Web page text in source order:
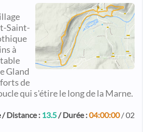
Saint-
à
Gland
de
qui s'étire le long de la Marne.
/ Distance : 13.5/ Durée :04:00:00/ 02